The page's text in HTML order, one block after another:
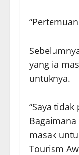
yang ia
untuknya.
“Saya
masak
Tourism